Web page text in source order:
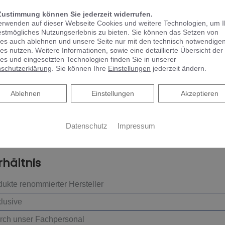
individuelle Planung
und Wünsche
und Beratung zu Fördermitteln
Hybridlösung geeignet ist
renommierter Hersteller
unser Fachpersonal
können Sie jederzeit widerrufen.
auf dieser Webseite Cookies und weitere Technologien, um
Nutzungserlebnis zu bieten. Sie können das Setzen von
auch ablehnen und unsere Seite nur mit den technisch notwendigen
nutzen. Weitere Informationen, sowie eine detaillierte Übersicht der
und eingesetzten Technologien finden Sie in unserer
. Sie können Ihre Einstellungen jederzeit ändern.
Akzeptieren
Einstellungen
Ablehnen
Ablehnen
Datenschutz Impressum